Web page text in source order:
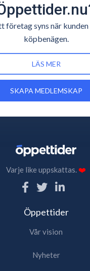
företag syns när kunden
köpbenägen.
LÄS MER
SKAPA MEDLEMSKAP
Varje like uppskattas.❤️
Öppettider
Vår vision
Nyheter